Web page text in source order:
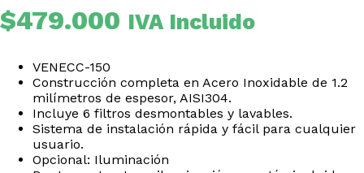
$479.000 IVA Incluido
VENECC-150
Construcción completa en Acero Inoxidable de 1.2
milímetros de espesor, AISI304.
Incluye 6 filtros desmontables y lavables.
Sistema de instalación rápida y fácil para cualquier
usuario.
Opcional: Iluminación